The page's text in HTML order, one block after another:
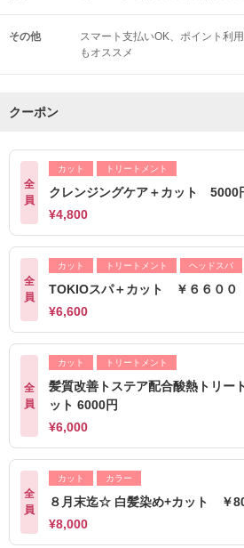
その他 スマート支払いOK ポイント利
もオススメ
クーポン
全
員
カット トリートメント
クレンジングケア＋カット 5000
¥4,800
全
員
カット トリートメント ヘッドスパ
TOKIOスパ＋カット ￥６６００
¥6,600
全
員
カット トリートメント
髪質改善トステア配合酸熱トリー
ット 6000円
¥6,000
全
員
カット カラー
８月末迄☆ 白髪染め+カット ￥
¥8,000